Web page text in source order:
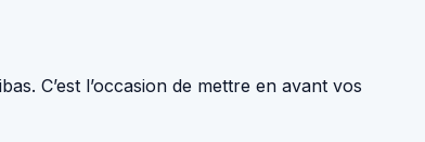
C’est l’occasion de mettre en avant vos